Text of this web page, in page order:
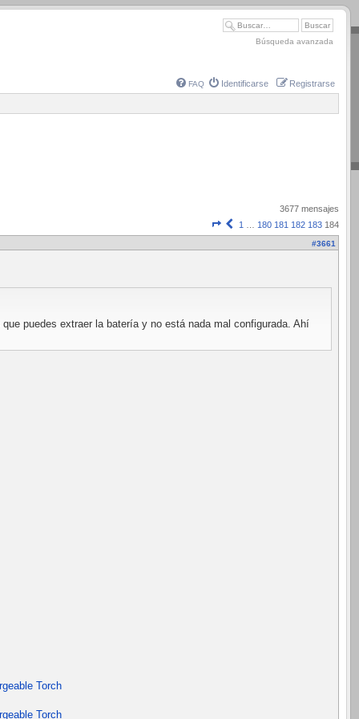
Búsqueda avanzada
FAQ Identificarse Registrarse
3677 mensajes
Página
184
de
Anterior
1 180 181 182 183 184
#3661
puedes extraer la batería y no está nada mal configurada. Ahí
Torch
Torch